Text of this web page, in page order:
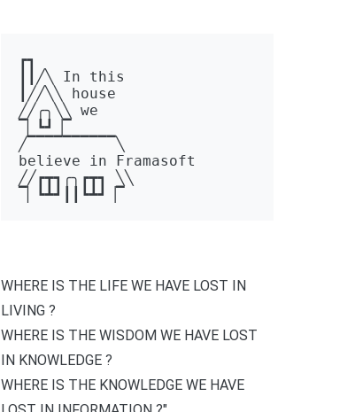
┏┓
┃┃╱╲ In this
┃╱╱╲╲ house
╱╱╭╮╲╲ we
▔▏┗┛▕▔
╱▔▔▔▔▔▔▔▔▔▔╲
believe in Framasoft
╱╱┏┳┓╭╮┏┳┓ ╲╲
▔▏┗┻┛┃┃┗┻┛▕▔
WHERE IS THE LIFE WE HAVE LOST IN
LIVING ?
WHERE IS THE WISDOM WE HAVE LOST
IN KNOWLEDGE ?
WHERE IS THE KNOWLEDGE WE HAVE